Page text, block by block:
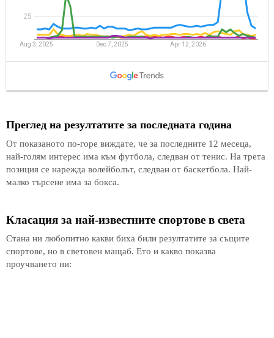
Преглед на резултатите за последната година
От показаното по-горе виждате, че за последните 12 месеца,
най-голям интерес има към футбола, следван от тенис. На трета
позиция се нарежда волейболът, следван от баскетбола. Най-
малко търсене има за бокса.
Класация за най-известните спортове в света
Стана ни любопитно какви биха били резултатите за същите
спортове, но в световен мащаб. Ето и какво показва
проучването ни: